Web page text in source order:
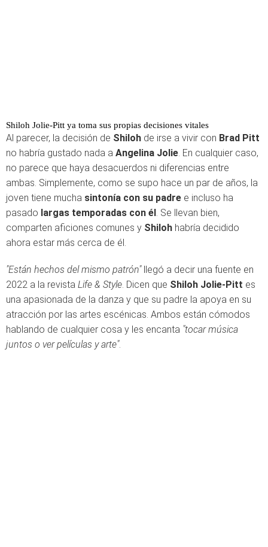
Shiloh Jolie-Pitt ya toma sus propias decisiones vitales
Al parecer, la decisión de Shiloh de irse a vivir con Brad Pitt
no habría gustado nada a Angelina Jolie. En cualquier caso,
no parece que haya desacuerdos ni diferencias entre
ambas. Simplemente, como se supo hace un par de años, la
joven tiene mucha sintonía con su padre e incluso ha
pasado largas temporadas con él. Se llevan bien,
comparten aficiones comunes y Shiloh habría decidido
ahora estar más cerca de él.
"Están hechos del mismo patrón"llegó a decir una fuente en
2022 a la revista Life & Style. Dicen que Shiloh Jolie-Pitt es
una apasionada de la danza y que su padre la apoya en su
atracción por las artes escénicas. Ambos están cómodos
hablando de cualquier cosa y les encanta "tocar música
juntos o ver películas y arte".